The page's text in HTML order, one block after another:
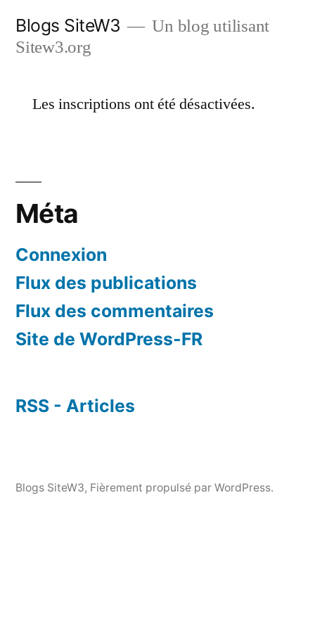
Blogs SiteW3
Un blog utilisant
Sitew3.org
Les inscriptions ont été désactivées.
Méta
Connexion
Flux des publications
Flux des commentaires
Site de WordPress-FR
RSS - Articles
Blogs SiteW3, Fièrement propulsé par WordPress.